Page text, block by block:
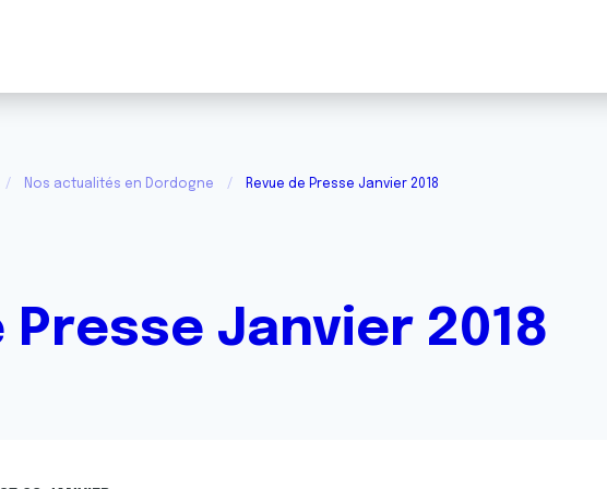
Nos actualités en Dordogne Revue de Presse Janvier 2018
Presse Janvier 2018